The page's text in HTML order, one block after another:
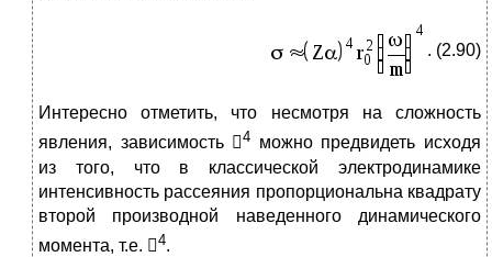
. (2.90)
Интересно отметить, что несмотря на сложность
явления, зависимость 4 можно предвидеть исходя
из того, что в классической электродинамике
интенсивность рассеяния пропорциональна квадрату
второй производной наведенного динамического
момента, т.е. 4.